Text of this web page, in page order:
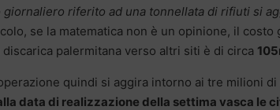
riferito ad una tonnellata di rifiuti si
se la matematica non è un opinione, il
discarica palermitana verso altri siti è di circa
quindi si aggira intorno ai tre milioni di
data di realizzazione della settima vasca le